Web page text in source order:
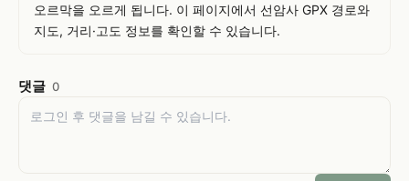
오르막을 오르게 됩니다. 이 페이지에서 선암사 GPX 경로와
지도, 거리·고도 정보를 확인할 수 있습니다.
댓글 0